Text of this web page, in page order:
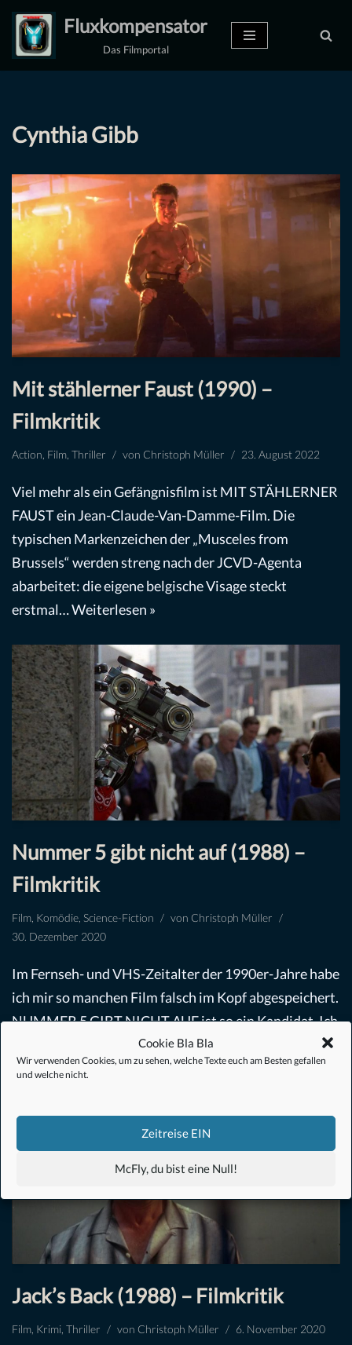
Cookie Bla Bla
Wir verwenden Cookies, um zu sehen, welche Texte euch am Besten gefallen
und welche nicht.
Zeitreise EIN
McFly, du bist eine Null!
Zum
Inhalt
Fluxkompensator
Das Filmportal
Cynthia Gibb
Mit stählerner Faust (1990) –
Filmkritik
Action Film Thriller von Christoph Müller 23. August 2022
Viel mehr als ein Gefängnisfilm ist MIT STÄHLERNER
FAUST ein Jean-Claude-Van-Damme-Film. Die
typischen Markenzeichen der „Musceles from
Brussels“ werden streng nach der JCVD-Agenta
abarbeitet: die eigene belgische Visage steckt
erstmal…Weiterlesen »
Nummer 5 gibt nicht auf (1988) –
Filmkritik
Film Komödie Science-Fiction von Christoph Müller
30. Dezember 2020
Im Fernseh- und VHS-Zeitalter der 1990er-Jahre habe
ich mir so manchen Film falsch im Kopf abgespeichert.
NUMMER 5 GIBT NICHT AUF ist so ein Kandidat. Ich
dachte immer, es wäre…Weiterlesen »
Jack’s Back (1988) – Filmkritik
Film Krimi Thriller von Christoph Müller 6. November 2020